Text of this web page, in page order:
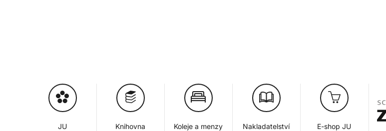
JU Knihovna Koleje a menzy Nakladatelství E-shop JU